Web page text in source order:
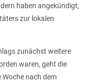
haben angekündigt,
zur lokalen
zunächst weitere
waren, geht die
Woche nach dem